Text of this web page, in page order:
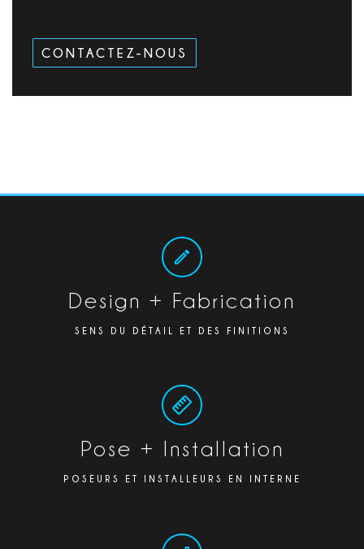
CONTACTEZ-NOUS
Design + Fabrication
SENS DU DÉTAIL ET DES FINITIONS
Pose + Installation
POSEURS ET INSTALLEURS EN INTERNE